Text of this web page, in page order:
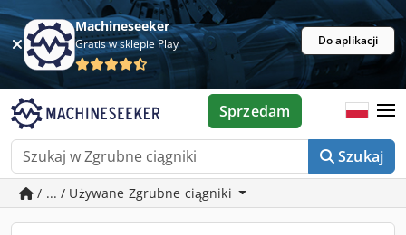
Machineseeker
Gratis w sklepie Play Do aplikacji
Szukaj
Sprzedam
/ ... / Używane Zgrubne ciągniki